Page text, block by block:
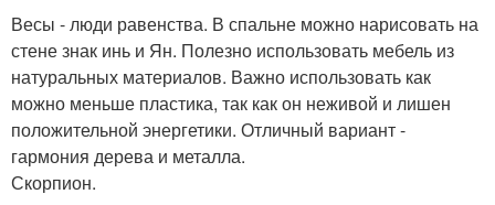
Весы - люди равенства. В спальне можно нарисовать на
стене знак инь и Ян. Полезно использовать мебель из
натуральных материалов. Важно использовать как
можно меньше пластика, так как он неживой и лишен
положительной энергетики. Отличный вариант -
гармония дерева и металла.
Скорпион.